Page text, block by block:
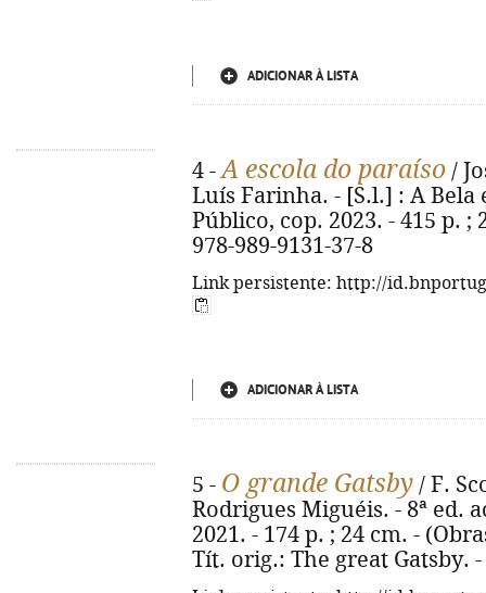
ADICIONAR À LISTA
4 -A escola do paraíso /
Luís Farinha. - [S.l.] : A Bela
Público, cop. 2023. - 415 p. ;
978-989-9131-37-8
Link persistente: http://
ADICIONAR À LISTA
5 - O grande Gatsby / F.
Rodrigues Miguéis. - 8ª ed.
2021. - 174 p. ; 24 cm. -
Tít. orig.: The great Gatsby. -